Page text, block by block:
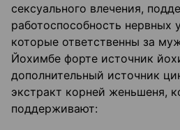
сексуального влечения,
работоспособность нервных
которые ответственны за
Йохимбе форте источник
дополнительный источник
экстракт корней женьшеня,
поддерживают: